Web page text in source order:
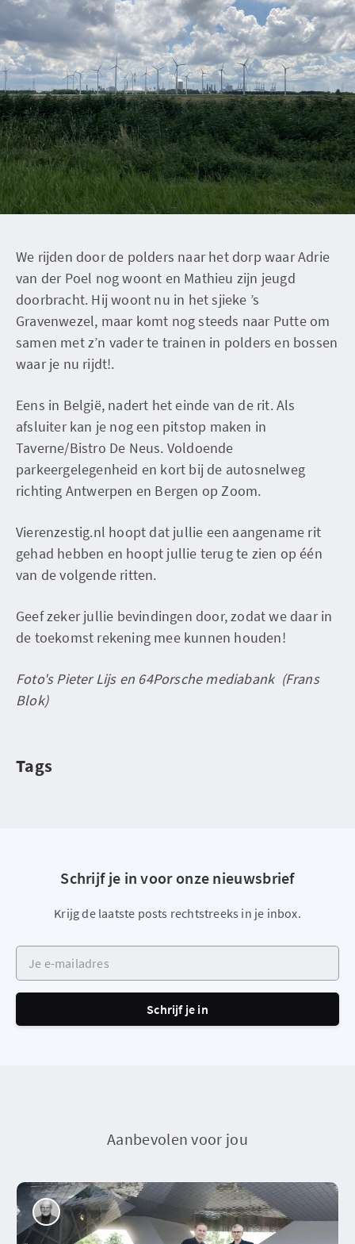
We rijden door de polders naar het dorp waar Adrie
van der Poel nog woont en Mathieu zijn jeugd
doorbracht. Hij woont nu in het sjieke ’s
Gravenwezel, maar komt nog steeds naar Putte om
samen met z’n vader te trainen in polders en bossen
waar je nu rijdt!.
Eens in België, nadert het einde van de rit. Als
afsluiter kan je nog een pitstop maken in
Taverne/Bistro De Neus. Voldoende
parkeergelegenheid en kort bij de autosnelweg
richting Antwerpen en Bergen op Zoom.
Vierenzestig.nl hoopt dat jullie een aangename rit
gehad hebben en hoopt jullie terug te zien op één
van de volgende ritten.
Geef zeker jullie bevindingen door, zodat we daar in
de toekomst rekening mee kunnen houden!
Foto's Pieter Lijs en 64Porsche mediabank (Frans
Blok)
Tags
Schrijf je in voor onze nieuwsbrief
Krijg de laatste posts rechtstreeks in je inbox.
Je e-mailadres
Schrijf je in
Aanbevolen voor jou